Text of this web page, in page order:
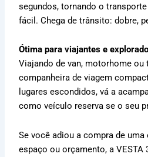
segundos, tornando o
fácil. Chega de trânsito: dobre,
Ótima para viajantes e
Viajando de van, motorhome ou
companheira de viagem
lugares escondidos, vá a
como veículo reserva se o seu
Se você adiou a compra de
espaço ou orçamento, a VESTA